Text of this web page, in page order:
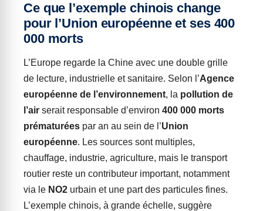
Ce que l’exemple chinois change
pour l’Union européenne et ses 400
000 morts
L’Europe regarde la Chine avec une double grille
de lecture, industrielle et sanitaire. Selon l’Agence
européenne de l’environnement, la pollution de
l’air serait responsable d’environ 400 000 morts
prématurées par an au sein de l’Union
européenne. Les sources sont multiples,
chauffage, industrie, agriculture, mais le transport
routier reste un contributeur important, notamment
via le NO2 urbain et une part des particules fines.
L’exemple chinois, à grande échelle, suggère